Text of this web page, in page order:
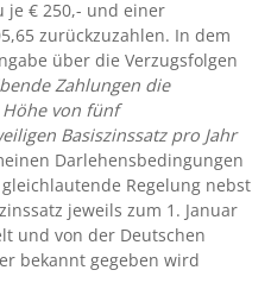
je € 250,- und einer
zurückzuzahlen. In dem
über die Verzugsfolgen
Zahlungen die
von fünf
Basiszinssatz pro Jahr
Darlehensbedingungen
Regelung nebst
jeweils zum 1. Januar
und von der Deutschen
bekannt gegeben wird